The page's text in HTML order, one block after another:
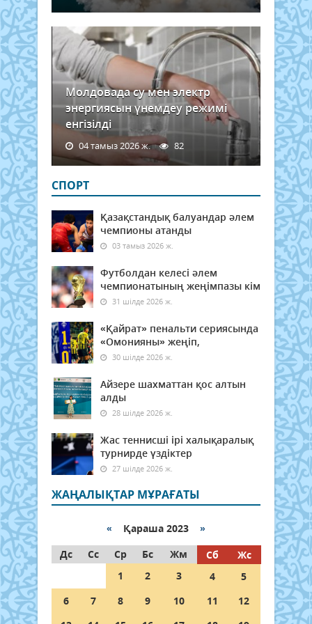
Молдовада су мен электр
энергиясын үнемдеу режимі
енгізілді
04 тамыз 2026 ж. 82
СПОРТ
Қазақстандық балуандар әлем
чемпионы атанды
03 тамыз 2026 ж.
Футболдан келесі әлем
чемпионатының жеңімпазы кім
31 шілде 2026 ж.
«Қайрат» пенальти сериясында
«Омонияны» жеңіп,
30 шілде 2026 ж.
Айзере шахматтан қос алтын
алды
28 шілде 2026 ж.
Жас теннисші ірі халықаралық
турнирде үздіктер
27 шілде 2026 ж.
ЖАҢАЛЫҚТАР МҰРАҒАТЫ
« Қараша 2023 »
Дс
Сс Ср Бс Жм Сб
Жс
1
2 3 4
5
6
7 8 9 10 11
12